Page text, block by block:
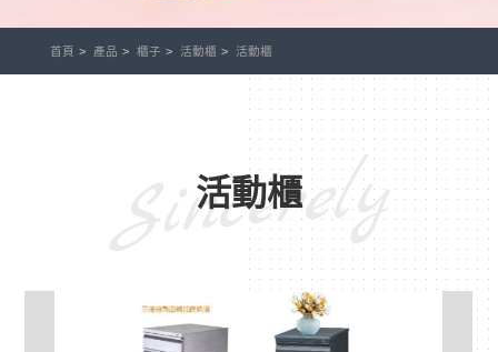
首頁 產品 櫃子 活動櫃 活動櫃
活動櫃
Sincerely